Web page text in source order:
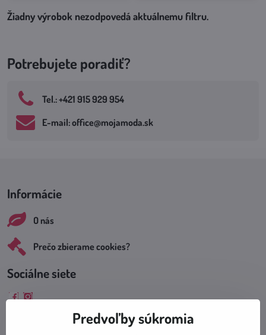
Potrebujete poradiť?
Tel​.: +421 915 929 954
E-mail: office​@mojamoda​.sk
Informácie
O nás
Prečo zbierame cookies?
Sociálne siete
FacebookInstagram
Predvoľby súkromia